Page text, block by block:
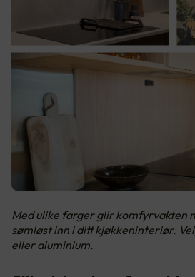
Med ulike farger glir komfyrvakten
sømløst inn i ditt kjøkkeninteriør.
eller aluminium.